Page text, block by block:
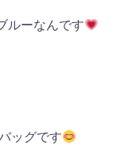
ルーなんです
ッグです